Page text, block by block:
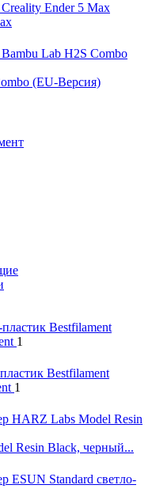
(EU-Версия)
1
1
Resin Black, черный...